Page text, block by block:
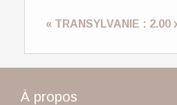
« TRANSYLVANIE : 2.00
À propos